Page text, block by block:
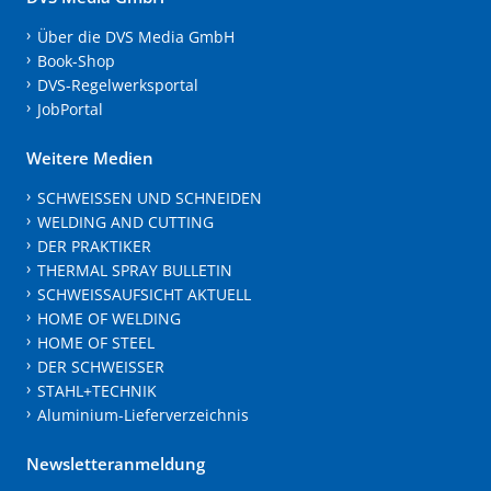
Über die DVS Media GmbH
Book-Shop
DVS-Regelwerksportal
JobPortal
Weitere Medien
SCHWEISSEN UND SCHNEIDEN
WELDING AND CUTTING
DER PRAKTIKER
THERMAL SPRAY BULLETIN
SCHWEISSAUFSICHT AKTUELL
HOME OF WELDING
HOME OF STEEL
DER SCHWEISSER
STAHL+TECHNIK
Aluminium-Lieferverzeichnis
Newsletteranmeldung